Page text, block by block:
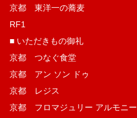
京都 東洋一の蕎麦
RF1
■ いただきもの御礼
京都 つなぐ食堂
京都 アン ソン ドゥ
京都 レジス
京都 フロマジュリー アルモニー